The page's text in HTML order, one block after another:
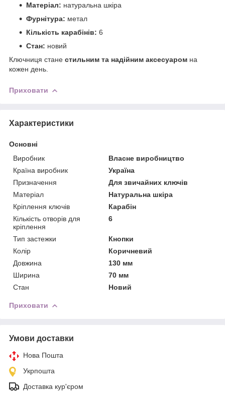
Матеріал: натуральна шкіра
Фурнітура: метал
Кількість карабінів: 6
Стан: новий
Ключниця стане стильним та надійним аксесуаром на
кожен день.
Приховати
Характеристики
Основні
Виробник
Власне виробництво
Країна виробник
Україна
Призначення
Для звичайних ключів
Матеріал
Натуральна шкіра
Кріплення ключів
Карабін
Кількість отворів для
кріплення
6
Тип застежки
Кнопки
Колір
Коричневий
Довжина
130 мм
Ширина
70 мм
Стан
Новий
Приховати
Умови доставки
Нова Пошта
Укрпошта
Доставка кур'єром